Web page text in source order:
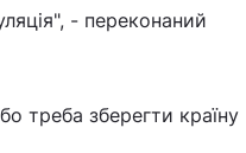
- переконаний
треба зберегти країну